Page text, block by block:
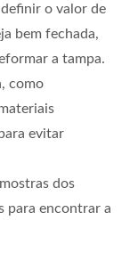
o valor de
bem fechada,
a tampa.
como
evitar
dos
para encontrar a